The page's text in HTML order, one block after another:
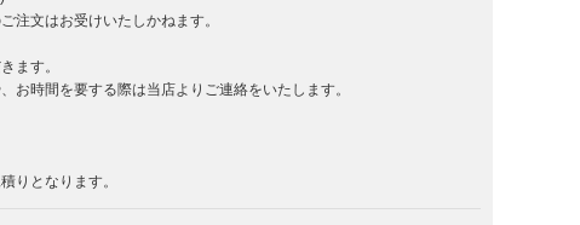
注文はお受けいたしかねます。
ます。
お時間を要する際は当店よりご連絡をいたします。
りとなります。